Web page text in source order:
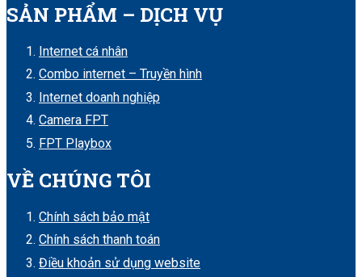
SẢN PHẨM – DỊCH VỤ
Internet cá nhân
Combo internet – Truyền hình
Internet doanh nghiệp
Camera FPT
FPT Playbox
VỀ CHÚNG TÔI
Chính sách bảo mật
Chính sách thanh toán
Điều khoản sử dụng website